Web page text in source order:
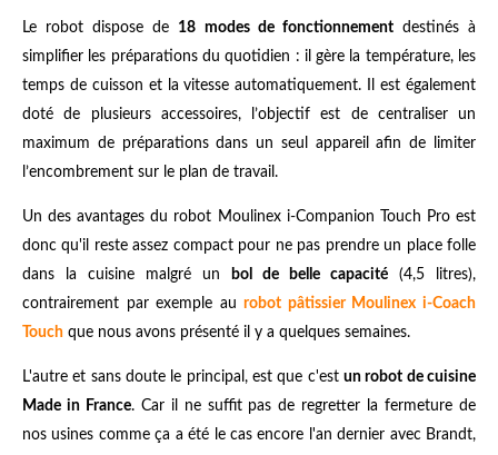
Le robot dispose de 18 modes de fonctionnementdestinés à
simplifier les préparations du quotidien : il gère la température, les
temps de cuisson et la vitesse automatiquement. Il est également
doté de plusieurs accessoires, l’objectif est de centraliser un
maximum de préparations dans un seul appareil afin de limiter
l’encombrement sur le plan de travail.
Un des avantages du robot Moulinex i-Companion Touch Pro est
donc qu'il reste assez compact pour ne pas prendre un place folle
dans la cuisine malgré un
bol de belle capacité (4,5 litres),
contrairement par exemple aurobot pâtissier Moulinex i-Coach
Touch que nous avons présenté il y a quelques semaines.
L'autre et sans doute le principal, est que c'est un robot de cuisine
Made in France. Car il ne suffit pas de regretter la fermeture de
nos usines comme ça a été le cas encore l'an dernier avec Brandt,